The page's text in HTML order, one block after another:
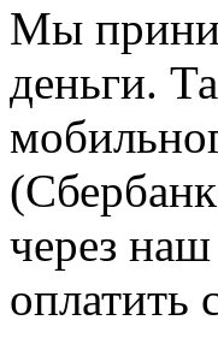
Мы
деньги.
через
оплатить